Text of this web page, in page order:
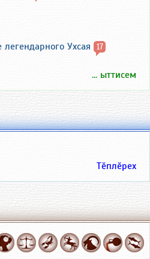
Ухсая 17
... ыттисем
Тӗплӗрех